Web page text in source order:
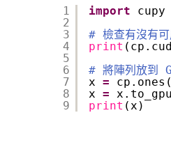
1
2
3
4
5
6
7
8
9
import
# 檢查有沒有可
print
# 將陣列放到
x =
x =
print (x)